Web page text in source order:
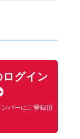
グイン
バーにご登録頂